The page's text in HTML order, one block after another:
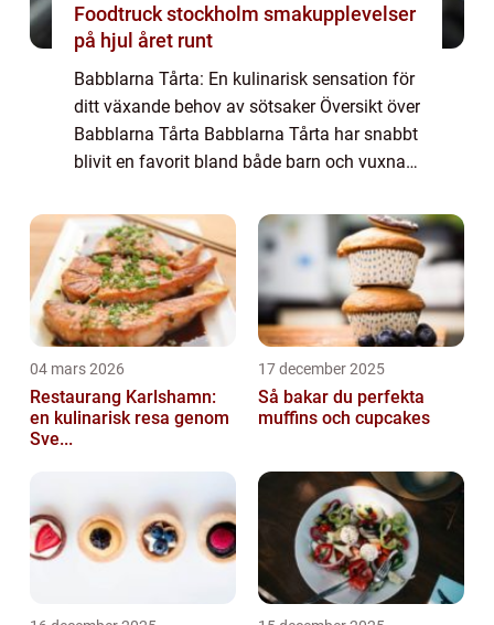
Foodtruck stockholm smakupplevelser
på hjul året runt
Babblarna Tårta: En kulinarisk sensation för
ditt växande behov av sötsaker Översikt över
Babblarna Tårta Babblarna Tårta har snabbt
blivit en favorit bland både barn och vuxna,
unika tårta tar inspirati...
04 mars 2026
Restaurang Karlshamn:
en kulinarisk resa genom
Sve...
17 december 2025
Så bakar du perfekta
muffins och cupcakes